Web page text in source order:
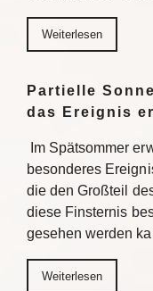
Weiterlesen
Partielle
das Ereignis
Im Spätsommer
besonderes
die den Großteil
diese Finsternis
gesehen werden
Weiterlesen